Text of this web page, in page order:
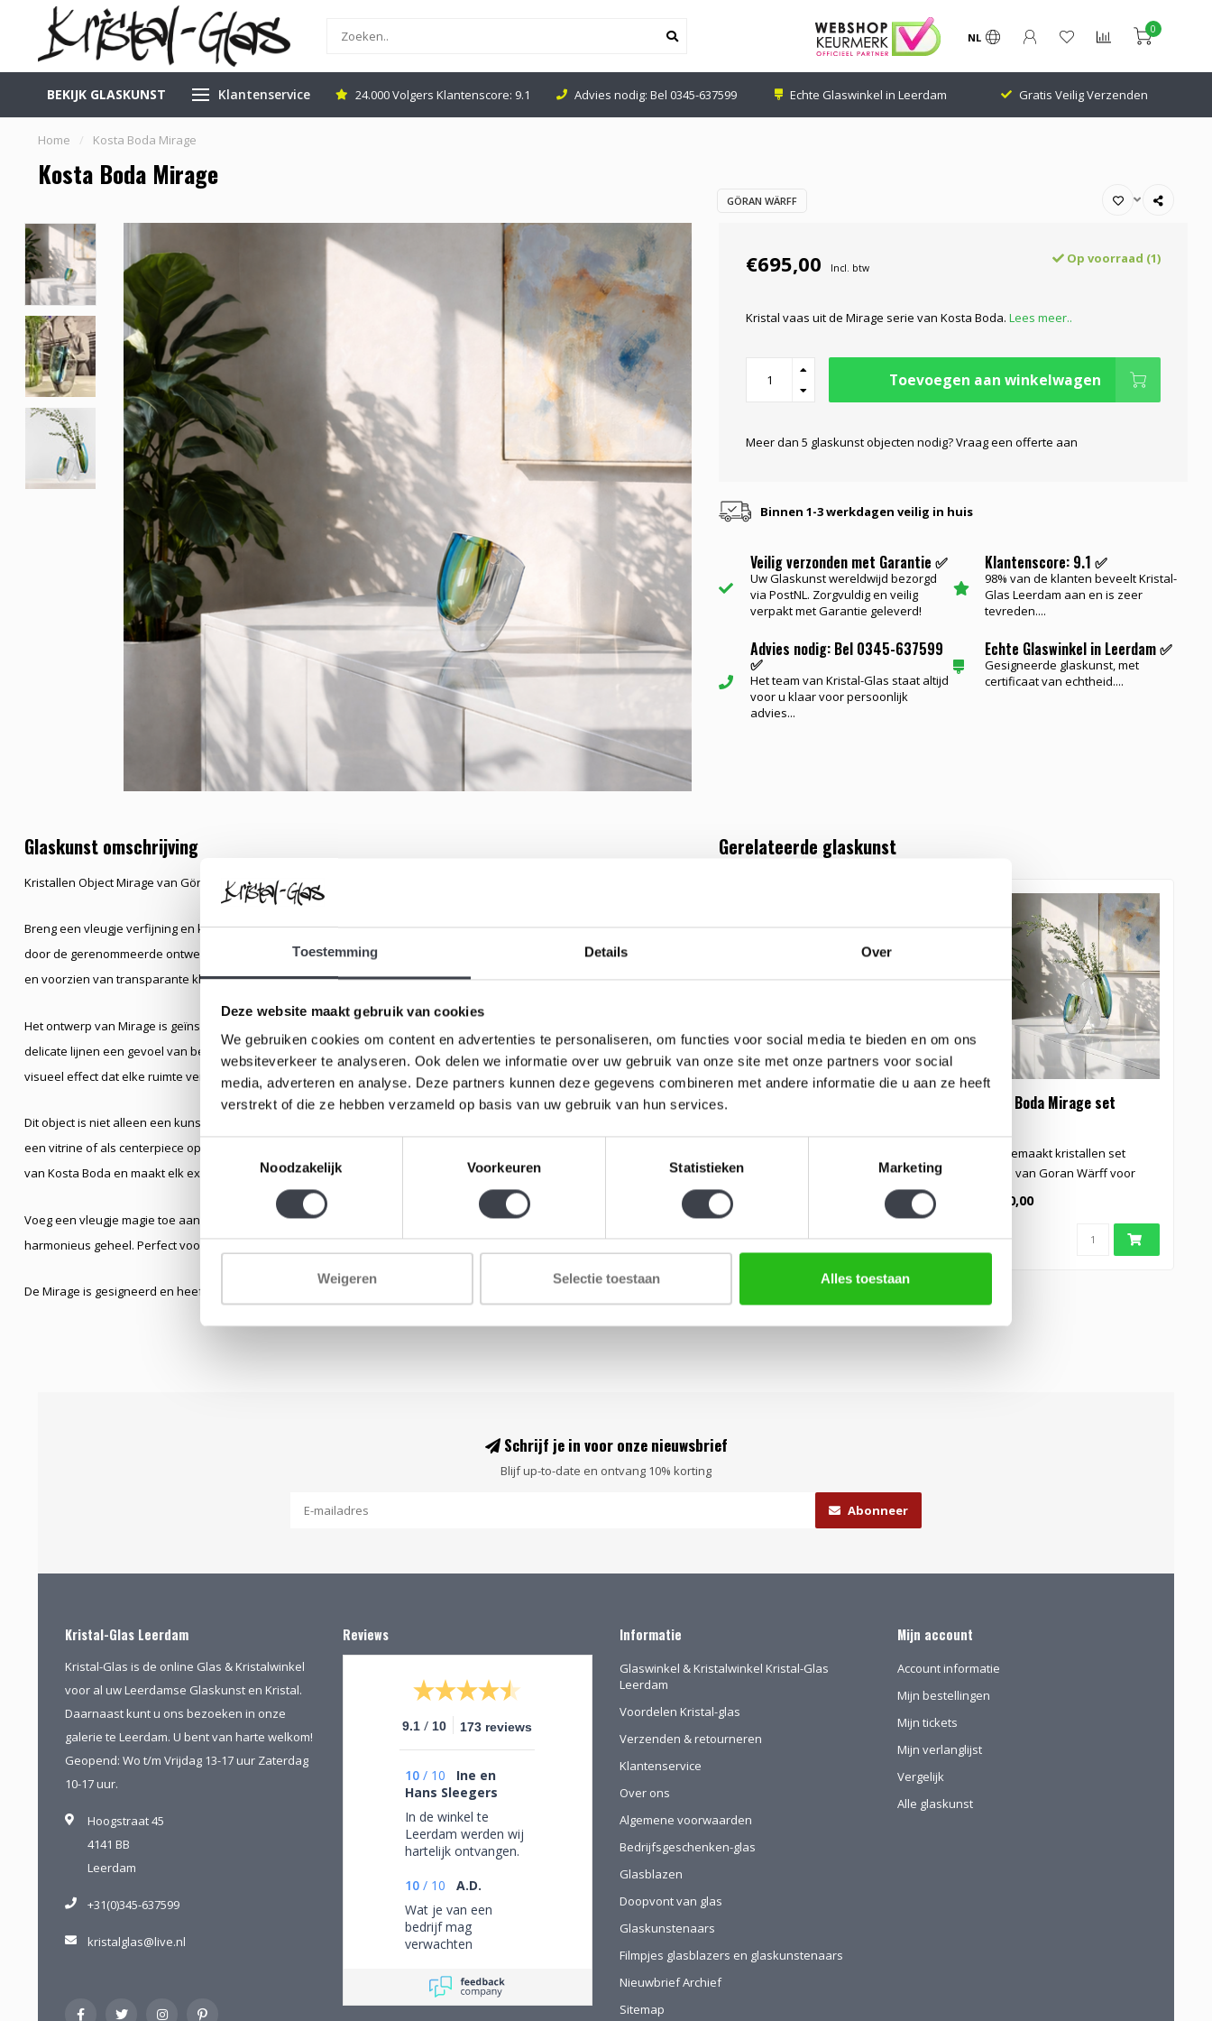
Toestemming Details Over
Deze website maakt gebruik van cookies
We gebruiken cookies om content en advertenties te personaliseren, om functies voor social media te bieden en om ons
websiteverkeer te analyseren. Ook delen we informatie over uw gebruik van onze site met onze partners voor social
media, adverteren en analyse. Deze partners kunnen deze gegevens combineren met andere informatie die u aan ze heeft
verstrekt of die ze hebben verzameld op basis van uw gebruik van hun services.
Toestemmingsselectie
Noodzakelijk
Voorkeuren Statistieken Marketing
Weigeren Selectie toestaan Alles toestaan
NL
0
BEKIJK GLASKUNST Klantenservice
in Leerdam Gratis Veilig Verzenden 24.000 Volgers Klantenscore: 9.1 Advies nodig: Bel 0345-637599 Echte Glaswinkel in Leerdam Gratis Veilig Verzenden
Home / Kosta Boda Mirage
Kosta Boda Mirage
GÖRAN WÄRFF
€695,00 Incl. btw
Op voorraad (1)
Kristal vaas uit de Mirage serie van Kosta Boda. Lees meer..
Toevoegen aan winkelwagen
Meer dan 5 glaskunst objecten nodig? Vraag een offerte aan
Binnen 1-3 werkdagen veilig in huis
Veilig verzonden met Garantie ✅
Uw Glaskunst wereldwijd bezorgd
via PostNL. Zorgvuldig en veilig
verpakt met Garantie geleverd!
Klantenscore: 9.1 ✅
98% van de klanten beveelt Kristal-
Glas Leerdam aan en is zeer
tevreden....
Advies nodig: Bel 0345-637599
✅
Het team van Kristal-Glas staat altijd
voor u klaar voor persoonlijk
advies...
Echte Glaswinkel in Leerdam ✅
Gesigneerde glaskunst, met
certificaat van echtheid....
Glaskunst omschrijving
Kristallen Object Mirage van Göran Wärff voor Kosta Boda
Breng een vleugje verfijning en kunstzinnigheid in uw interieur met het betoverende kristallen object Mirage, ontworpen
door de gerenommeerde ontwerper Goran Warff voor Kosta Boda. Dit unieke stuk is vervaardigd uit hoogwaardig kristal
en voorzien van transparante kleuren die een prachtig spel van licht en schaduw creëren.
Het ontwerp van Mirage is geïnspireerd op de natuurlijke schoonheid van het landschap, waarbij de zachte rondingen en
delicate lijnen een gevoel van beweging en elegantie uitstralen. De transparante kleuren zorgen voor een prachtig
visueel effect dat elke ruimte verlevendigt.
Dit object is niet alleen een kunstwerk, maar ook een statement piece dat perfect tot zijn recht komt op een dressoir, in
een vitrine of als centerpiece op de tafel. Het handgemaakt karakter van het kristal benadrukt de ambachtelijke traditie
van Kosta Boda en maakt elk exemplaar uniek.
Voeg een vleugje magie toe aan uw woonruimte met de Mirage – waar kunst, licht en kleur samenkomen in een
harmonieus geheel. Perfect voor liefhebbers van design en stijl!
De Mirage is gesigneerd en heeft een hoogte van 21cm.
Gerelateerde glaskunst
Mirage van Goran Wärff voor
Kosta Boda. Mirage combi..
Kosta Boda Mirage set
Handgemaakt kristallen set
Mirage van Goran Wärff voor
€1.850,00
Schrijf je in voor onze nieuwsbrief
Blijf up-to-date en ontvang 10% korting
Abonneer
Kristal-Glas Leerdam
Kristal-Glas is de online Glas & Kristalwinkel
voor al uw Leerdamse Glaskunst en Kristal.
Daarnaast kunt u ons bezoeken in onze
galerie te Leerdam. U bent van harte welkom!
Geopend: Wo t/m Vrijdag 13-17 uur Zaterdag
10-17 uur.
Hoogstraat 45
4141 BB
Leerdam
+31(0)345-637599
kristalglas@live.nl
Reviews
9.1 / 10 173 reviews
10 / 10
Ine en
Hans Sleegers
In de winkel te
Leerdam werden wij
hartelijk ontvangen.
rondkijken om alle
aanwezige pracht te
bewonderen en
mede op advies tot
de juiste keuzes te
van ver kwamen
werd de aangeboden
10 / 10
A.D.
Wat je van een
bedrijf mag
verwachten
Informatie
Glaswinkel & Kristalwinkel Kristal-Glas
Leerdam
Voordelen Kristal-glas
Verzenden & retourneren
Klantenservice
Over ons
Algemene voorwaarden
Bedrijfsgeschenken-glas
Glasblazen
Doopvont van glas
Glaskunstenaars
Filmpjes glasblazers en glaskunstenaars
Nieuwbrief Archief
Sitemap
Mijn account
Account informatie
Mijn bestellingen
Mijn tickets
Mijn verlanglijst
Vergelijk
Alle glaskunst